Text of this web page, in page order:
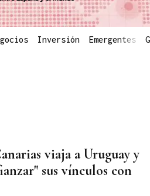
Inversión Emergentes
viaja a Uruguay y
sus vínculos con